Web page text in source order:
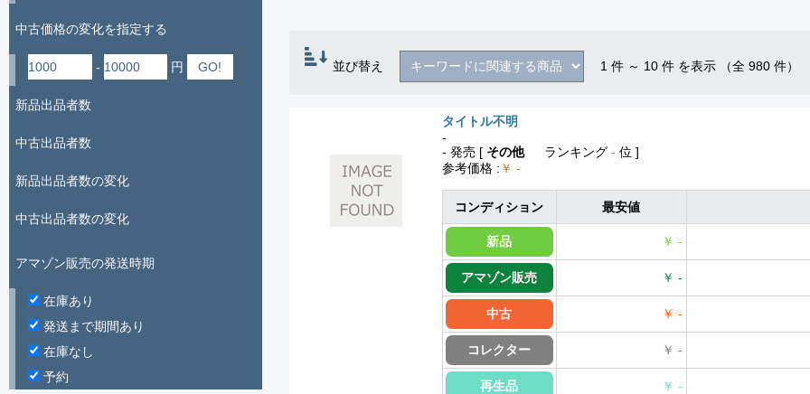
並び替え 1 件 ～ 10 件 を表示 （全 980 件）
タイトル不明
-
- 発売 [ その他 ランキング - 位 ]
参考価格 : ￥ -
コンディション 最安値
新品 ￥ -
アマゾン販売 ￥ -
中古 ￥ -
コレクター ￥ -
再生品 ￥ -
中古価格の変化を指定する
- 円
新品出品者数
中古出品者数
新品出品者数の変化
中古出品者数の変化
アマゾン販売の発送時期
在庫あり
発送まで期間あり
在庫なし
予約